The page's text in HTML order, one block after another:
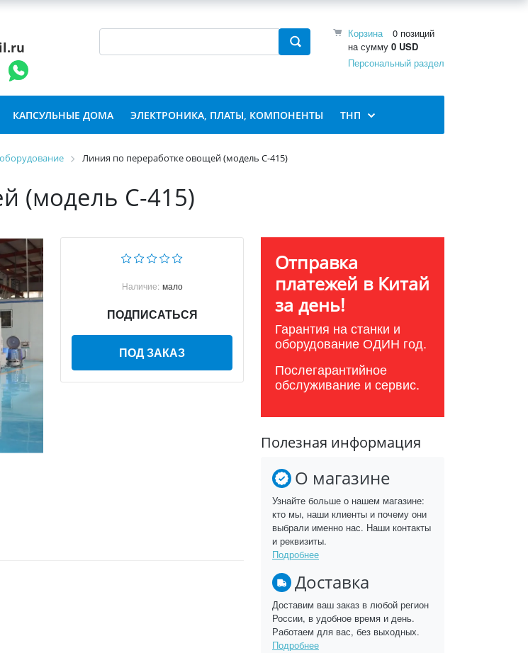
Корзина
0 позиций
на сумму 0 USD
Персональный раздел
КАПСУЛЬНЫЕ ДОМА ЭЛЕКТРОНИКА, ПЛАТЫ, КОМПОНЕНТЫ ТНП
Линия по переработке овощей (модель C-415)
(модель C-415)
Наличие: мало
ПОДПИСАТЬСЯ
ПОД ЗАКАЗ
Отправка
платежей в Китай
за день!
Гарантия на станки и
оборудование ОДИН год.
Послегарантийное
обслуживание и сервис.
Полезная информация
О магазине
Узнайте больше о нашем магазине:
кто мы, наши клиенты и почему они
выбрали именно нас. Наши контакты
и реквизиты.
Подробнее
Доставка
Доставим ваш заказ в любой регион
России, в удобное время и день.
Работаем для вас, без выходных.
Подробнее